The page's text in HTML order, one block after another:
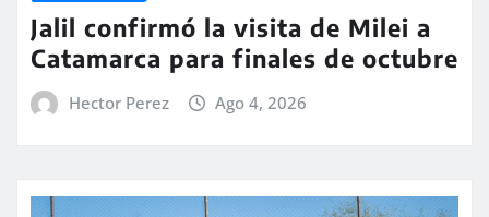
Jalil confirmó la visita de Milei a
Catamarca para finales de octubre
Hector Perez Ago 4, 2026